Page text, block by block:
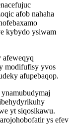
afob nahaha
kybydo ysiwam
afeweqyq
modifufisy yvos
afupebaqop.
yt siqosikawu.
ys efev